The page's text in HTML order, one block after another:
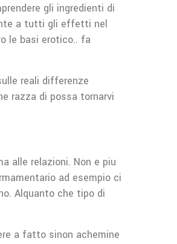
gli ingredienti di
a tutti gli effetti nel
le basi erotico.. fa
reali differenze
razza di possa tornarvi
alle relazioni. Non e piu
ad esempio ci
Alquanto che tipo di
a fatto sinon achemine